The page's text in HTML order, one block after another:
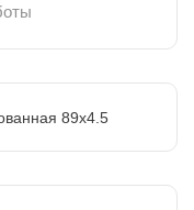
89х4.5